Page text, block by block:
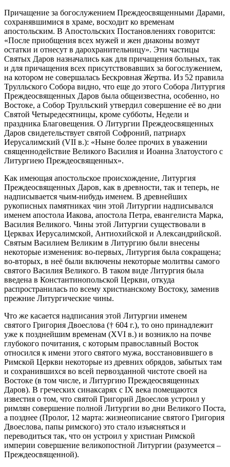
Причащение за богослужением Преждеосвященными Дарами,
сохранявшимися в храме, восходит ко временам
апостольским. В Апостольских Постановлениях говорится:
«После приобщения всех мужей и жен диаконы возмут
остатки и отнесут в дарохранительницу». Эти частицы
Святых Даров назначались как для причащения больных, так
и для причащения всех присутствовавших за богослужением,
на котором не совершалась Бескровная Жертва. Из 52 правила
Трулльского Собора видно, что еще до этого Собора Литургия
Преждеосвященных Даров была общеизвестна, особенно, но
Востоке, а Собор Трулльский утвердил совершение её во дни
Святой Четыредесятницы, кроме субботы, Недели и
праздника Благовещения. О Литургии Преждеосвященных
Даров свидетельствует святой Софроний, патриарх
Иерусалимский (VII в.): «Ныне более прочих в уважении
священнодействие Великого Василия и Иоанна Златоустого с
Литургиею Преждеосвященных».
Как имеющая апостольское происхождение, Литургия
Преждеосвященных Даров, как в древности, так и теперь, не
надписывается чьим-нибудь именем. В древнейших
рукописных памятниках чин этой Литургии надписывался
именем апостола Иакова, апостола Петра, евангелиста Марка,
Василия Великого. Чины этой Литургии существовали в
Церквах Иерусалимской, Антиохийской и Александрийской.
Святым Василием Великим в Литургию были внесены
некоторые изменения: во-первых, Литургия была сокращена;
во-вторых, в неё были включены некоторые молитвы самого
святого Василия Великого. В таком виде Литургия была
введена в Константинопольской Церкви, откуда
распространилась по всему христианскому Востоку, заменив
прежние Литургические чины.
Что же касается надписания этой Литургии именем
святого Григория Двоеслова († 604 г.), то оно принадлежит
уже к позднейшим временам (XVI в.) и возникло на почве
глубокого почитания, с которым православный Восток
относился к имени этого святого мужа, восстановившего в
Римской Церкви некоторые из древних обрядов, забытых там
и сохранившихся во всей первозданной чистоте своей на
Востоке (в том числе, и Литургию Преждеосвященных
Даров). В греческих синаксарях с IX века помещаются
известия о том, что святой Григорий Двоеслов устроил у
римлян совершение полной Литургии во дни Великого Поста,
а позднее (Пролог, 12 марта: жизнеописание святого Григория
Двоеслова, папы римского) это стало изъясняться и
переводиться так, что он устроил у христиан Римской
империи совершение великопостной Литургии (разумеется –
Преждеосвященной).